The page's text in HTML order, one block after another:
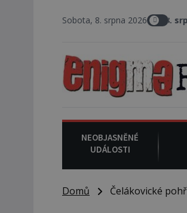
Sobota, 8. srpna 20268. srpna
NEOBJASNĚNÉ
UDÁLOSTI
Domů Čelákovické